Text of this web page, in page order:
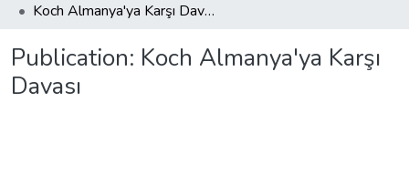
Koch Almanya'ya Karşı Davası
Publication: Koch Almanya'ya Karşı
Davası